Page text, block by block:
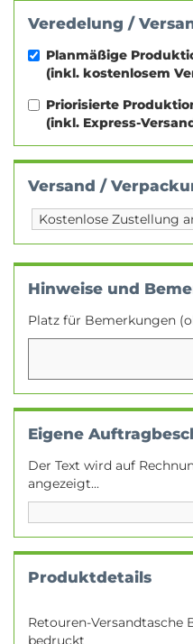
Veredelung /
Planmäßige
(inkl. kostenlosem
Priorisierte
(inkl. Express-
Versand /
Hinweise und
Platz für Bemerkungen
Eigene
Der Text wird auf
angezeigt...
Produktdetails
Retouren-Versandtasche
bedruckt